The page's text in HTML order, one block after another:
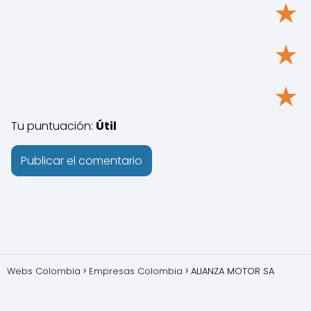
★
★
★
Tu puntuación: Útil
Webs Colombia Empresas Colombia ALIANZA MOTOR SA